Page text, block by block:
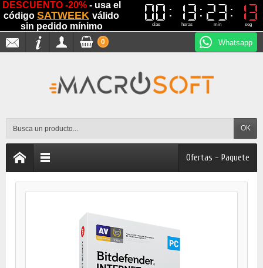
DESCUENTO -20% - usa el
código SATWEEK válido
sin pedido mínimo
00
00
dias
13
13
horas
23
23
min
13
13
seg
Whatsapp
OK
0
Ofertas - Paquete